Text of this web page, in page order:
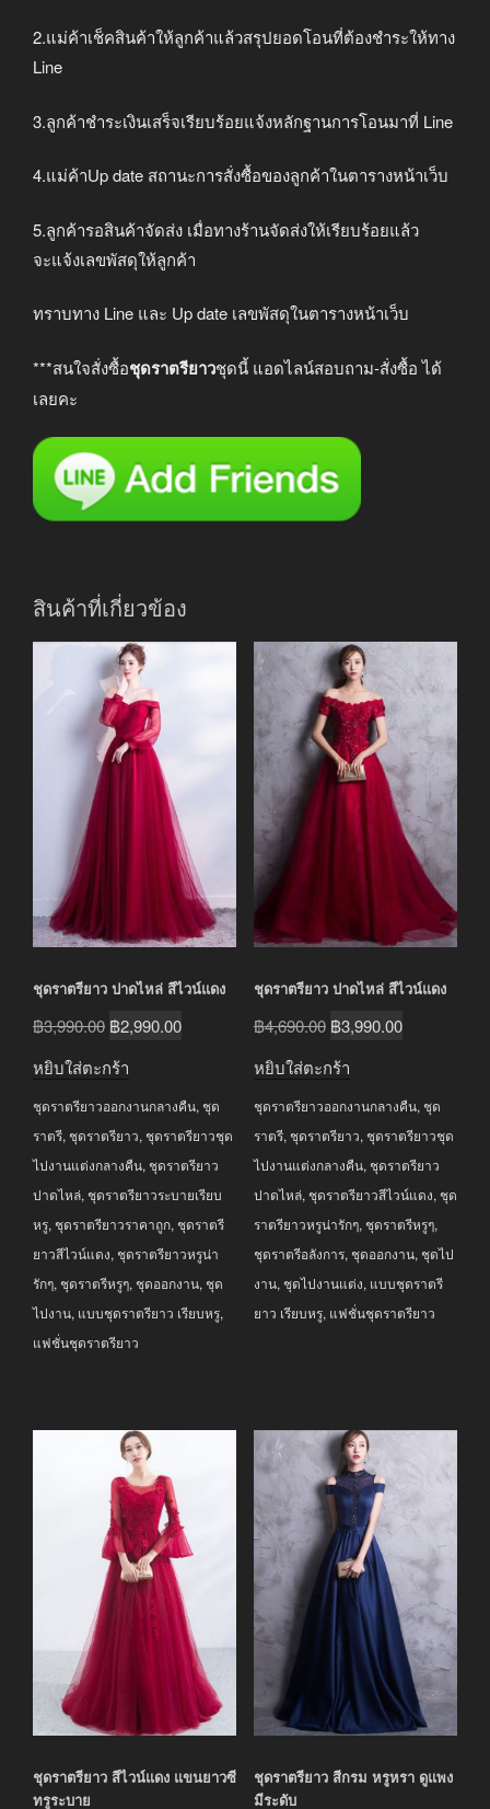
2.แม่ค้าเช็คสินค้าให้ลูกค้าแล้วสรุปยอดโอนที่ต้องชำระให้ทาง
Line
3.ลูกค้าชำระเงินเสร็จเรียบร้อยแจ้งหลักฐานการโอนมาที่ Line
4.แม่ค้าUp date สถานะการสั่งซื้อของลูกค้าในตารางหน้าเว็บ
5.ลูกค้ารอสินค้าจัดส่ง เมื่อทางร้านจัดส่งให้เรียบร้อยแล้ว
จะแจ้งเลขพัสดุให้ลูกค้า
ทราบทาง Line และ Up date เลขพัสดุในตารางหน้าเว็บ
***สนใจสั่งซื้อชุดราตรียาวชุดนี้ แอดไลน์สอบถาม-สั่งซื้อ ได้
เลยคะ
สินค้าที่เกี่ยวข้อง
ชุดราตรียาว ปาดไหล่ สีไวน์แดง
฿3,990.00 Original
฿3,990.00.
฿2,990.00Current
฿2,990.00.
หยิบใส่ตะกร้า
ชุดราตรียาวออกงานกลางคืน, ชุด
ราตรี, ชุดราตรียาว, ชุดราตรียาวชุด
ไปงานแต่งกลางคืน, ชุดราตรียาว
ปาดไหล่, ชุดราตรียาวระบายเรียบ
หรู, ชุดราตรียาวราคาถูก, ชุดราตรี
ยาวสีไวน์แดง, ชุดราตรียาวหรูน่า
รักๆ, ชุดราตรีหรูๆ, ชุดออกงาน, ชุด
ไปงาน, แบบชุดราตรียาว เรียบหรู,
แฟชั่นชุดราตรียาว
ชุดราตรียาว ปาดไหล่ สีไวน์แดง
฿4,690.00 Original
฿4,690.00.
฿3,990.00Current
฿3,990.00.
หยิบใส่ตะกร้า
ชุดราตรียาวออกงานกลางคืน, ชุด
ราตรี, ชุดราตรียาว, ชุดราตรียาวชุด
ไปงานแต่งกลางคืน, ชุดราตรียาว
ปาดไหล่, ชุดราตรียาวสีไวน์แดง, ชุด
ราตรียาวหรูน่ารักๆ, ชุดราตรีหรูๆ,
ชุดราตรีอลังการ, ชุดออกงาน, ชุดไป
งาน, ชุดไปงานแต่ง, แบบชุดราตรี
ยาว เรียบหรู, แฟชั่นชุดราตรียาว
ชุดราตรียาว สีไวน์แดง แขนยาวซี
ทรูระบาย
ชุดราตรียาว สีกรม หรูหรา ดูแพง
มีระดับ